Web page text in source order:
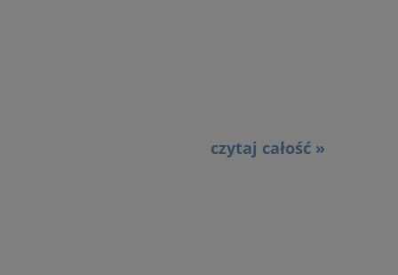
czytaj całość »